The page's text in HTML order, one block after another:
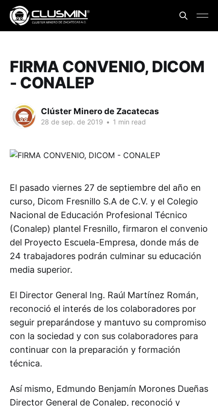
FIRMA CONVENIO, DICOM
- CONALEP
Clúster Minero de Zacatecas
28 de sep. de 2019 • 1 min read
El pasado viernes 27 de septiembre del año en
curso, Dicom Fresnillo S.A de C.V. y el Colegio
Nacional de Educación Profesional Técnico
(Conalep) plantel Fresnillo, firmaron el convenio
del Proyecto Escuela-Empresa, donde más de
24 trabajadores podrán culminar su educación
media superior.
El Director General Ing. Raúl Martínez Román,
reconoció el interés de los colaboradores por
seguir preparándose y mantuvo su compromiso
con la sociedad y con sus colaboradores para
continuar con la preparación y formación
técnica.
Así mismo, Edmundo Benjamín Morones Dueñas
Director General de Conalep, reconoció y